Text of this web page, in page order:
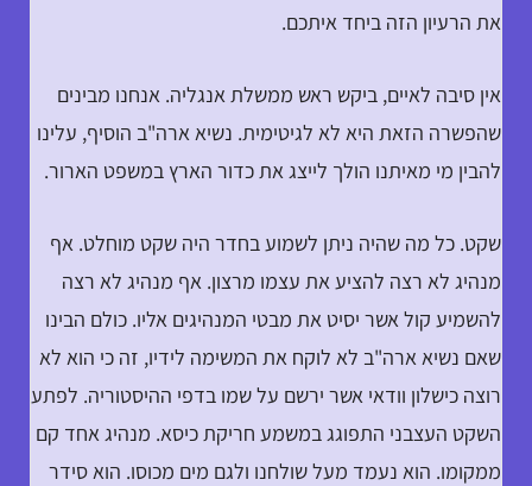
את הרעיון הזה ביחד איתכם.
אין סיבה לאיים, ביקש ראש ממשלת אנגליה. אנחנו מבינים
שהפשרה הזאת היא לא לגיטימית. נשיא ארה"ב הוסיף, עלינו
להבין מי מאיתנו הולך לייצג את כדור הארץ במשפט הארור.
שקט. כל מה שהיה ניתן לשמוע בחדר היה שקט מוחלט. אף
מנהיג לא רצה להציע את עצמו מרצון. אף מנהיג לא רצה
להשמיע קול אשר יסיט את מבטי המנהיגים אליו. כולם הבינו
שאם נשיא ארה"ב לא לוקח את המשימה לידיו, זה כי הוא לא
רוצה כישלון וודאי אשר ירשם על שמו בדפי ההיסטוריה. לפתע
השקט העצבני התפוגג במשמע חריקת כיסא. מנהיג אחד קם
ממקומו. הוא נעמד מעל שולחנו ולגם מים מכוסו. הוא סידר